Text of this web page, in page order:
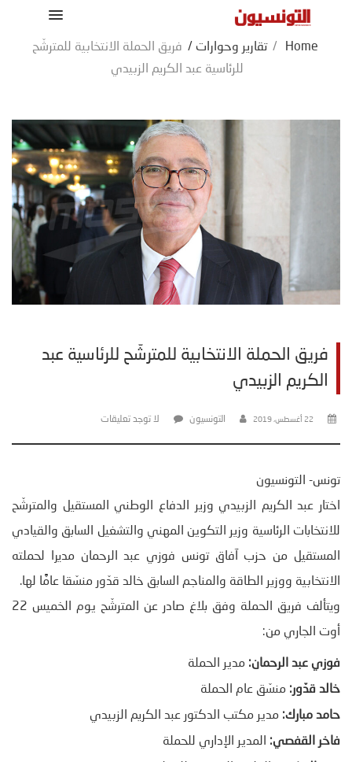
Home
/ تقارير وحوارات / فريق الحملة الانتخابية للمترشّح
للرئاسية عبد الكريم الزبيدي
فريق الحملة الانتخابية للمترشّح للرئاسية عبد
الكريم الزبيدي
22 أغسطس، 2019 التونسيون لا توجد تعليقات
تونس- التونسيون
اختار عبد الكريم الزبيدي وزير الدفاع الوطني المستقيل والمترشّح
للانتخابات الرئاسية وزير التكوين المهني والتشغيل السابق والقيادي
المستقيل من حزب آفاق تونس فوزي عبد الرحمان مديرا لحملته
الانتخابية ووزير الطاقة والمناجم السابق خالد قدّور منسّقا عامًّا لها.
ويتألف فريق الحملة وفق بلاغ صادر عن المترشّح يوم الخميس 22
أوت الجاري من:
فوزي عبد الرحمان: مدير الحملة
خالد قدّور: منسّق عام الحملة
حامد مبارك: مدير مكتب الدكتور عبد الكريم الزبيدي
فاخر القفصي: المدير الإداري للحملة